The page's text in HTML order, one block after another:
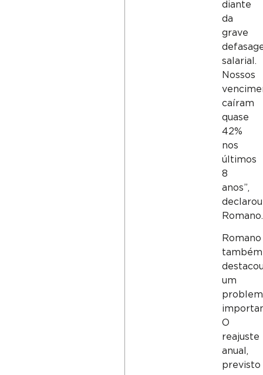
diante
da
grave
salarial.
Nossos
caíram
quase
42%
nos
últimos
8
anos”,
declarou
Romano.
Romano
também
um
O
reajuste
anual,
previsto